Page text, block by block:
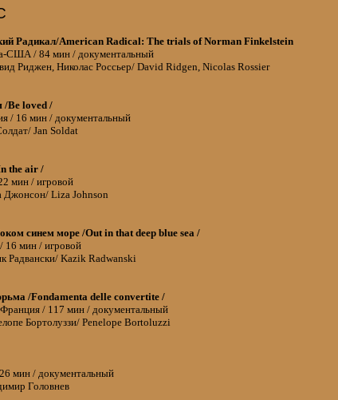
Радикал/American Radical: The trials of Norman Finkelstein
США / 84 мин / документальный
Риджен, Николас Россьер/ David Ridgen, Nicolas Rossier
/Be loved /
/ 16 мин / документальный
Jan Soldat
the air /
мин / игровой
Джонсон/ Liza Johnson
синем море /Out in that deep blue sea /
16 мин / игровой
Радвански/ Kazik Radwanski
/Fondamenta delle convertite /
/ 117 мин / документальный
Бортолуззи/ Penelope Bortoluzzi
мин / документальный
Головнев